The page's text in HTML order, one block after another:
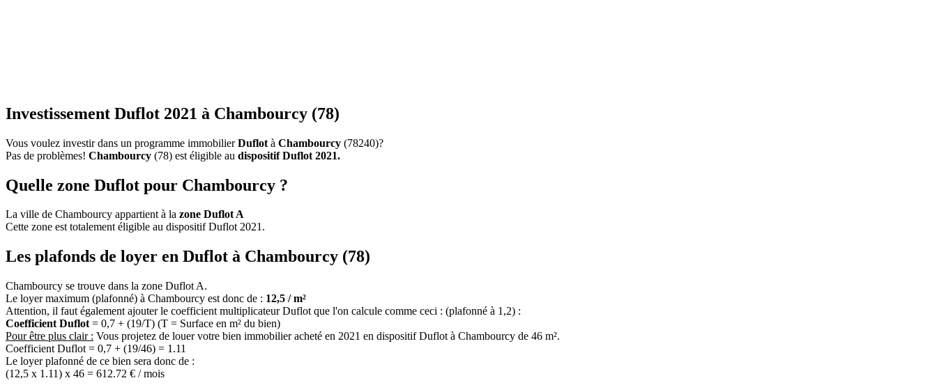
Investissement Duflot 2021 à Chambourcy (78)
Vous voulez investir dans un programme immobilierDuflot à Chambourcy (78240)?
Pas de problèmes! Chambourcy (78) est éligible au dispositif Duflot 2021.
Quelle zone Duflot pour Chambourcy ?
La ville de Chambourcy appartient à la zone Duflot A
Cette zone est totalement éligible au dispositif Duflot 2021.
Les plafonds de loyer en Duflot à Chambourcy (78)
Chambourcy se trouve dans la zone Duflot A.
Le loyer maximum (plafonné) à Chambourcy est donc de : 12,5 / m²
Attention, il faut également ajouter le coefficient multiplicateur Duflot que l'on calcule comme ceci : (plafonné à 1,2) :
Coefficient Duflot = 0,7 + (19/T) (T = Surface en m² du bien)
Pour être plus clair : Vous projetez de louer votre bien immobilier acheté en 2021 en dispositif Duflot à Chambourcy de 46 m².
Coefficient Duflot = 0,7 + (19/46) = 1.11
Le loyer plafonné de ce bien sera donc de :
(12,5 x 1.11) x 46 = 612.72 € / mois